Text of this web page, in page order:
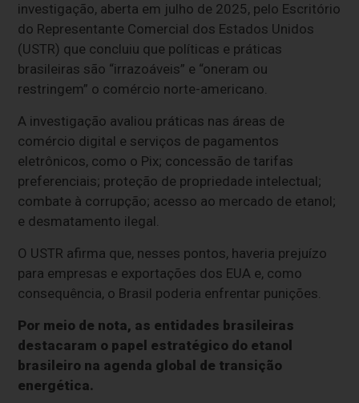
investigação, aberta em julho de 2025, pelo Escritório
do Representante Comercial dos Estados Unidos
(USTR) que concluiu que políticas e práticas
brasileiras são “irrazoáveis” e “oneram ou
restringem” o comércio norte-americano.
A investigação avaliou práticas nas áreas de
comércio digital e serviços de pagamentos
eletrônicos, como o Pix; concessão de tarifas
preferenciais; proteção de propriedade intelectual;
combate à corrupção; acesso ao mercado de etanol;
e desmatamento ilegal.
O USTR afirma que, nesses pontos, haveria prejuízo
para empresas e exportações dos EUA e, como
consequência, o Brasil poderia enfrentar punições.
Por meio de nota, as entidades brasileiras
destacaram o papel estratégico do etanol
brasileiro na agenda global de transição
energética.